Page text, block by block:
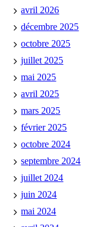
avril 2026
décembre 2025
octobre 2025
juillet 2025
mai 2025
avril 2025
mars 2025
février 2025
octobre 2024
septembre 2024
juillet 2024
juin 2024
mai 2024